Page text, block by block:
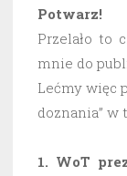
Potwarz!
Przelało to
mnie do
Lećmy więc
doznania” w
1. WoT